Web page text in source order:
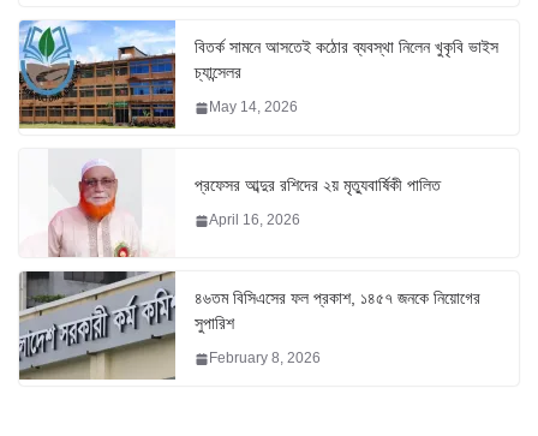
বিতর্ক সামনে আসতেই কঠোর ব্যবস্থা নিলেন খুকৃবি ভাইস
চ্যান্সেলর
May 14, 2026
প্রফেসর আব্দুর রশিদের ২য় মৃত্যুবার্ষিকী পালিত
April 16, 2026
৪৬তম বিসিএসের ফল প্রকাশ, ১৪৫৭ জনকে নিয়োগের
সুপারিশ
February 8, 2026